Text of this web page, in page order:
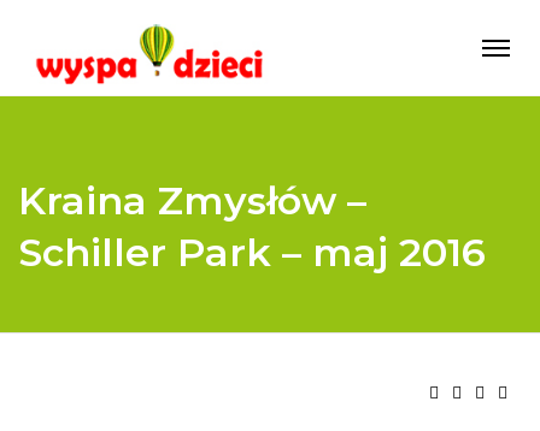
Kraina Zmysłów –
Schiller Park – maj 2016